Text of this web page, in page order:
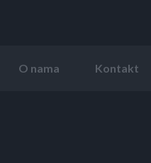
O nama Kontakt